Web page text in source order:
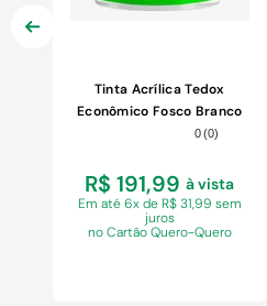
Tinta Acrílica Tedox
Econômico Fosco Branco
0(0)
R$ 191,99 à vista
Em até 6x de R$ 31,99 sem
juros
no Cartão Quero-Quero